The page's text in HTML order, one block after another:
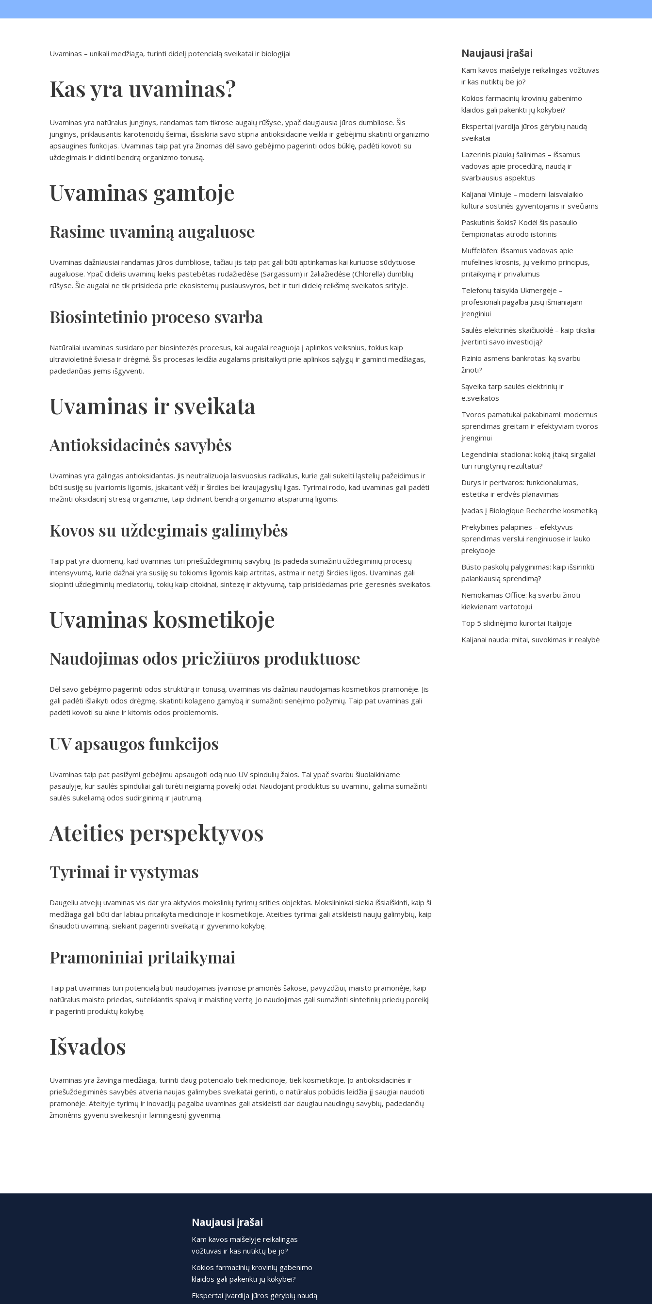
Uvaminas – unikali medžiaga, turinti didelį potencialą sveikatai ir biologijai
Kas yra uvaminas?
Uvaminas yra natūralus junginys, randamas tam tikrose augalų rūšyse, ypač daugiausia jūros dumbliose. Šis
junginys, priklausantis karotenoidų šeimai, išsiskiria savo stipria antioksidacine veikla ir gebėjimu skatinti organizmo
apsaugines funkcijas. Uvaminas taip pat yra žinomas dėl savo gebėjimo pagerinti odos būklę, padėti kovoti su
uždegimais ir didinti bendrą organizmo tonusą.
Uvaminas gamtoje
Rasime uvaminą augaluose
Uvaminas dažniausiai randamas jūros dumbliose, tačiau jis taip pat gali būti aptinkamas kai kuriuose sūdytuose
augaluose. Ypač didelis uvaminų kiekis pastebėtas rudažiedėse (Sargassum) ir žaliažiedėse (Chlorella) dumblių
rūšyse. Šie augalai ne tik prisideda prie ekosistemų pusiausvyros, bet ir turi didelę reikšmę sveikatos srityje.
Biosintetinio proceso svarba
Natūraliai uvaminas susidaro per biosintezės procesus, kai augalai reaguoja į aplinkos veiksnius, tokius kaip
ultravioletinė šviesa ir drėgmė. Šis procesas leidžia augalams prisitaikyti prie aplinkos sąlygų ir gaminti medžiagas,
padedančias jiems išgyventi.
Uvaminas ir sveikata
Antioksidacinės savybės
Uvaminas yra galingas antioksidantas. Jis neutralizuoja laisvuosius radikalus, kurie gali sukelti ląstelių pažeidimus ir
būti susiję su įvairiomis ligomis, įskaitant vėžį ir širdies bei kraujagyslių ligas. Tyrimai rodo, kad uvaminas gali padėti
mažinti oksidacinį stresą organizme, taip didinant bendrą organizmo atsparumą ligoms.
Kovos su uždegimais galimybės
Taip pat yra duomenų, kad uvaminas turi priešuždegiminių savybių. Jis padeda sumažinti uždegiminių procesų
intensyvumą, kurie dažnai yra susiję su tokiomis ligomis kaip artritas, astma ir netgi širdies ligos. Uvaminas gali
slopinti uždegiminių mediatorių, tokių kaip citokinai, sintezę ir aktyvumą, taip prisidėdamas prie geresnės sveikatos.
Uvaminas kosmetikoje
Naudojimas odos priežiūros produktuose
Dėl savo gebėjimo pagerinti odos struktūrą ir tonusą, uvaminas vis dažniau naudojamas kosmetikos pramonėje. Jis
gali padėti išlaikyti odos drėgmę, skatinti kolageno gamybą ir sumažinti senėjimo požymių. Taip pat uvaminas gali
padėti kovoti su akne ir kitomis odos problemomis.
UV apsaugos funkcijos
Uvaminas taip pat pasižymi gebėjimu apsaugoti odą nuo UV spindulių žalos. Tai ypač svarbu šiuolaikiniame
pasaulyje, kur saulės spinduliai gali turėti neigiamą poveikį odai. Naudojant produktus su uvaminu, galima sumažinti
saulės sukeliamą odos sudirginimą ir jautrumą.
Ateities perspektyvos
Tyrimai ir vystymas
Daugeliu atvejų uvaminas vis dar yra aktyvios mokslinių tyrimų srities objektas. Mokslininkai siekia išsiaiškinti, kaip ši
medžiaga gali būti dar labiau pritaikyta medicinoje ir kosmetikoje. Ateities tyrimai gali atskleisti naujų galimybių, kaip
išnaudoti uvaminą, siekiant pagerinti sveikatą ir gyvenimo kokybę.
Pramoniniai pritaikymai
Taip pat uvaminas turi potencialą būti naudojamas įvairiose pramonės šakose, pavyzdžiui, maisto pramonėje, kaip
natūralus maisto priedas, suteikiantis spalvą ir maistinę vertę. Jo naudojimas gali sumažinti sintetinių priedų poreikį
ir pagerinti produktų kokybę.
Išvados
Uvaminas yra žavinga medžiaga, turinti daug potencialo tiek medicinoje, tiek kosmetikoje. Jo antioksidacinės ir
priešuždegiminės savybės atveria naujas galimybes sveikatai gerinti, o natūralus pobūdis leidžia jį saugiai naudoti
pramonėje. Ateityje tyrimų ir inovacijų pagalba uvaminas gali atskleisti dar daugiau naudingų savybių, padedančių
žmonėms gyventi sveikesnį ir laimingesnį gyvenimą.
Naujausi įrašai
Kam kavos maišelyje reikalingas vožtuvas
ir kas nutiktų be jo?
Kokios farmacinių krovinių gabenimo
klaidos gali pakenkti jų kokybei?
Ekspertai įvardija jūros gėrybių naudą
sveikatai
Lazerinis plaukų šalinimas – išsamus
vadovas apie procedūrą, naudą ir
svarbiausius aspektus
Kaljanai Vilniuje – moderni laisvalaikio
kultūra sostinės gyventojams ir svečiams
Paskutinis šokis? Kodėl šis pasaulio
čempionatas atrodo istorinis
Muffelöfen: išsamus vadovas apie
mufelines krosnis, jų veikimo principus,
pritaikymą ir privalumus
Telefonų taisykla Ukmergėje –
profesionali pagalba jūsų išmaniajam
įrenginiui
Saulės elektrinės skaičiuoklė – kaip tiksliai
įvertinti savo investiciją?
Fizinio asmens bankrotas: ką svarbu
žinoti?
Sąveika tarp saulės elektrinių ir
e.sveikatos
Tvoros pamatukai pakabinami: modernus
sprendimas greitam ir efektyviam tvoros
įrengimui
Legendiniai stadionai: kokią įtaką sirgaliai
turi rungtynių rezultatui?
Durys ir pertvaros: funkcionalumas,
estetika ir erdvės planavimas
Įvadas į Biologique Recherche kosmetiką
Prekybines palapines – efektyvus
sprendimas verslui renginiuose ir lauko
prekyboje
Būsto paskolų palyginimas: kaip išsirinkti
palankiausią sprendimą?
Nemokamas Office: ką svarbu žinoti
kiekvienam vartotojui
Top 5 slidinėjimo kurortai Italijoje
Kaljanai nauda: mitai, suvokimas ir realybė
Naujausi įrašai
Kam kavos maišelyje reikalingas
vožtuvas ir kas nutiktų be jo?
Kokios farmacinių krovinių gabenimo
klaidos gali pakenkti jų kokybei?
Ekspertai įvardija jūros gėrybių naudą